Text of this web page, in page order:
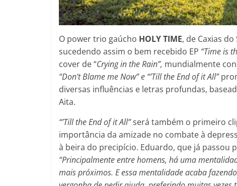
O power trio gaúcho HOLY TIME, de Caxias
sucedendo assim o bem recebido EP “Time is
cover de “Crying in the Rain”, mundialmente
“Don’t Blame me Now” e “’Till the End of it All”
diversas influências e letras profundas,
Aita.
“’Till the End of it All”será também o primeiro
importância da amizade no combate à
à beira do precipício. Eduardo, que já passou
“Principalmente entre homens, há uma
mais próximos. E essa mentalidade acaba